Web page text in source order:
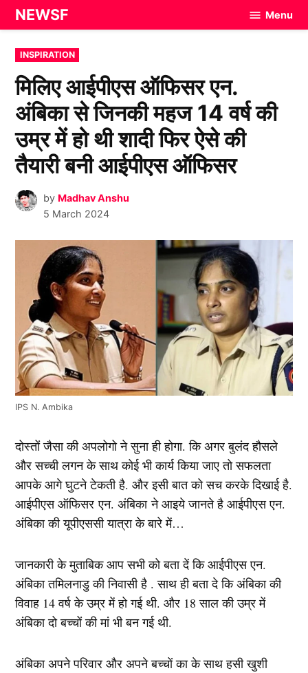
Skip
to
content
NEWSF Menu
POSTED
IN
INSPIRATION
मिलिए आईपीएस ऑफिसर एन.
अंबिका से जिनकी महज 14 वर्ष की
उम्र में हो थी शादी फिर ऐसे की
तैयारी बनी आईपीएस ऑफिसर
by Madhav Anshu
5 March 2024
IPS N. Ambika
दोस्तों जैसा की अपलोगो ने सुना ही होगा. कि अगर बुलंद हौसले
और सच्ची लगन के साथ कोई भी कार्य किया जाए तो सफलता
आपके आगे घुटने टेकती है. और इसी बात को सच करके दिखाई है.
आईपीएस ऑफिसर एन. अंबिका ने आइये जानते है आईपीएस एन.
अंबिका की यूपीएससी यात्रा के बारे में…
जानकारी के मुताबिक आप सभी को बता दें कि आईपीएस एन.
अंबिका तमिलनाडु की निवासी है . साथ ही बता दे कि अंबिका की
विवाह 14 वर्ष के उम्र में हो गई थी. और 18 साल की उम्र में
अंबिका दो बच्चों की मां भी बन गई थी.
अंबिका अपने परिवार और अपने बच्चों का के साथ हसी खुशी